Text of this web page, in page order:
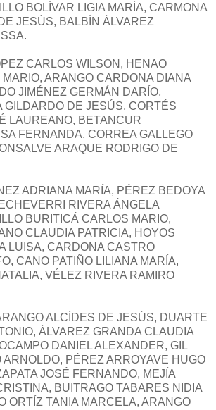
BOLÍVAR LIGIA MARÍA, CARMONA
JESÚS, BALBÍN ÁLVAREZ
CARLOS WILSON, HENAO
ARANGO CARDONA DIANA
JIMÉNEZ GERMÁN DARÍO,
GILDARDO DE JESÚS, CORTÉS
LAUREANO, BETANCUR
FERNANDA, CORREA GALLEGO
ARAQUE RODRIGO DE
ADRIANA MARÍA, PÉREZ BEDOYA
RIVERA ÁNGELA
BURITICÁ CARLOS MARIO,
CLAUDIA PATRICIA, HOYOS
LUISA, CARDONA CASTRO
CANO PATIÑO LILIANA MARÍA,
VÉLEZ RIVERA RAMIRO
ALCÍDES DE JESÚS, DUARTE
ÁLVAREZ GRANDA CLAUDIA
DANIEL ALEXANDER, GIL
ARNOLDO, PÉREZ ARROYAVE HUGO
JOSÉ FERNANDO, MEJÍA
BUITRAGO TABARES NIDIA
ORTÍZ TANIA MARCELA, ARANGO